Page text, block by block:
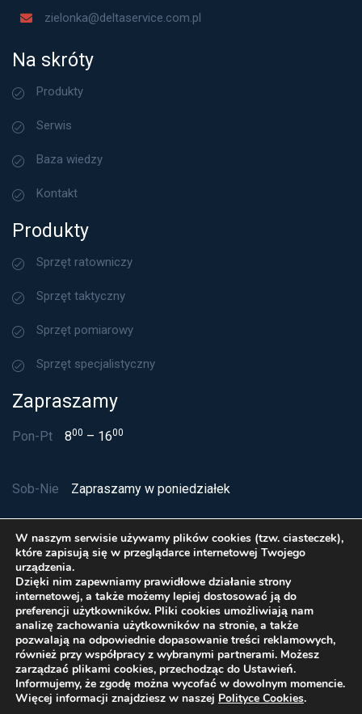
zielonka@deltaservice.com.pl
Na skróty
Produkty
Serwis
Baza wiedzy
Kontakt
Produkty
Sprzęt ratowniczy
Sprzęt taktyczny
Sprzęt pomiarowy
Sprzęt specjalistyczny
Zapraszamy
Pon-Pt 800 – 1600
Sob-Nie Zapraszamy w poniedziałek
Polityka Cookies
© Delta Service sp. z o.o. 2026 Wszelkie prawa
W naszym serwisie używamy plików cookies (tzw. ciasteczek),
które zapisują się w przeglądarce internetowej Twojego
urządzenia.
Dzięki nim zapewniamy prawidłowe działanie strony
internetowej, a także możemy lepiej dostosować ją do
preferencji użytkowników. Pliki cookies umożliwiają nam
analizę zachowania użytkowników na stronie, a także
pozwalają na odpowiednie dopasowanie treści reklamowych,
również przy współpracy z wybranymi partnerami. Możesz
zarządzać plikami cookies, przechodząc do Ustawień.
Informujemy, że zgodę można wycofać w dowolnym momencie.
Więcej informacji znajdziesz w naszej Polityce Cookies.